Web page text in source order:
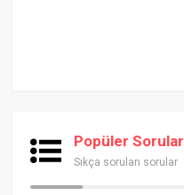
Popüler Sorular
Sıkça sorulan sorular